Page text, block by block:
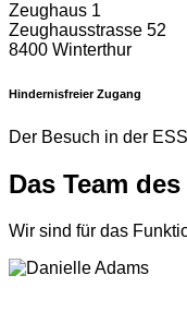
Zeughaus 1
Zeughausstrasse 52
8400 Winterthur
Hindernisfreier Zugang
Der Besuch in der
Das Team
Wir sind für das